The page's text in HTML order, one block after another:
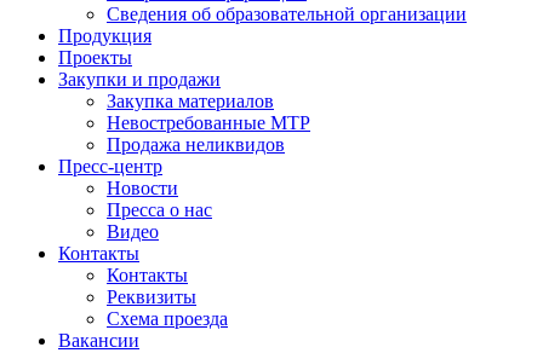
Сведения об образовательной организации
Продукция
Проекты
Закупки и продажи
Закупка материалов
Невостребованные МТР
Продажа неликвидов
Пресс-центр
Новости
Пресса о нас
Видео
Контакты
Контакты
Реквизиты
Схема проезда
Вакансии